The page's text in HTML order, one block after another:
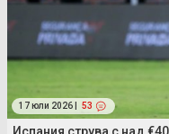
17 юли 2026 | 53